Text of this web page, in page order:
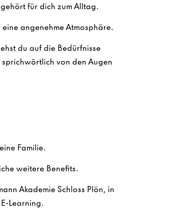
für dich zum Alltag.
angenehme Atmosphäre.
du auf die Bedürfnisse
von den Augen
Familie.
weitere Benefits.
Akademie Schloss Plön, in
Learning.